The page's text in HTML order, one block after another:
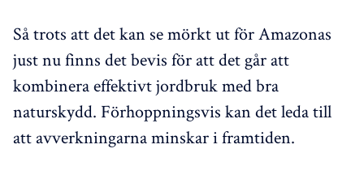
Så trots att det kan se mörkt ut för Amazonas
just nu finns det bevis för att det går att
kombinera effektivt jordbruk med bra
naturskydd. Förhoppningsvis kan det leda till
att avverkningarna minskar i framtiden.